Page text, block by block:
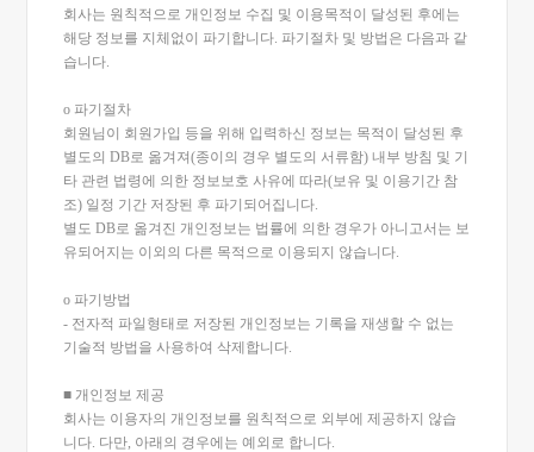
회사는 원칙적으로 개인정보 수집 및 이용목적이 달성된 후에는
해당 정보를 지체없이 파기합니다. 파기절차 및 방법은 다음과 같
습니다.
ο 파기절차
회원님이 회원가입 등을 위해 입력하신 정보는 목적이 달성된 후
별도의 DB로 옮겨져(종이의 경우 별도의 서류함) 내부 방침 및 기
타 관련 법령에 의한 정보보호 사유에 따라(보유 및 이용기간 참
조) 일정 기간 저장된 후 파기되어집니다.
별도 DB로 옮겨진 개인정보는 법률에 의한 경우가 아니고서는 보
유되어지는 이외의 다른 목적으로 이용되지 않습니다.
ο 파기방법
- 전자적 파일형태로 저장된 개인정보는 기록을 재생할 수 없는
기술적 방법을 사용하여 삭제합니다.
■ 개인정보 제공
회사는 이용자의 개인정보를 원칙적으로 외부에 제공하지 않습
니다. 다만, 아래의 경우에는 예외로 합니다.